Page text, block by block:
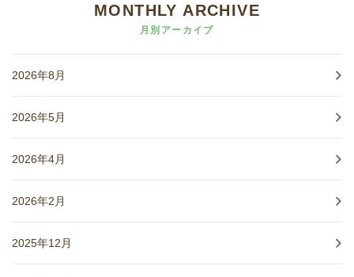
MONTHLY ARCHIVE
月別アーカイブ
2026年8月
2026年5月
2026年4月
2026年2月
2025年12月